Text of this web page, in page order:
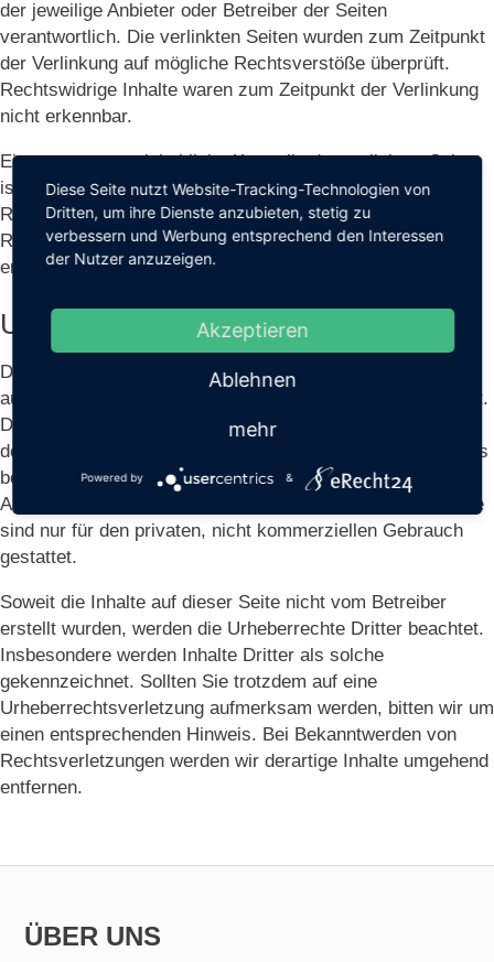
der jeweilige Anbieter oder Betreiber der Seiten
verantwortlich. Die verlinkten Seiten wurden zum Zeitpunkt
der Verlinkung auf mögliche Rechtsverstöße überprüft.
Rechtswidrige Inhalte waren zum Zeitpunkt der Verlinkung
nicht erkennbar.
Eine permanente inhaltliche Kontrolle der verlinkten Seiten
ist jedoch ohne konkrete Anhaltspunkte einer
Rechtsverletzung nicht zumutbar. Bei Bekanntwerden von
Rechtsverletzungen werden wir derartige Links umgehend
entfernen.
Urheberrecht
Die durch die Seitenbetreiber erstellten Inhalte und Werke
auf diesen Seiten unterliegen dem deutschen Urheberrecht.
Die Vervielfältigung, Bearbeitung, Verbreitung und jede Art
der Verwertung außerhalb der Grenzen des Urheberrechtes
bedürfen der schriftlichen Zustimmung des jeweiligen
Autors bzw. Erstellers. Downloads und Kopien dieser Seite
sind nur für den privaten, nicht kommerziellen Gebrauch
gestattet.
Soweit die Inhalte auf dieser Seite nicht vom Betreiber
erstellt wurden, werden die Urheberrechte Dritter beachtet.
Insbesondere werden Inhalte Dritter als solche
gekennzeichnet. Sollten Sie trotzdem auf eine
Urheberrechtsverletzung aufmerksam werden, bitten wir um
einen entsprechenden Hinweis. Bei Bekanntwerden von
Rechtsverletzungen werden wir derartige Inhalte umgehend
entfernen.
ÜBER UNS
Diese Seite nutzt Website-Tracking-Technologien von
Dritten, um ihre Dienste anzubieten, stetig zu
verbessern und Werbung entsprechend den Interessen
der Nutzer anzuzeigen.
Akzeptieren
Ablehnen
mehr
Powered by &